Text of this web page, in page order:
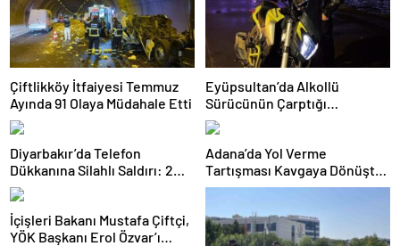
Çiftlikköy İtfaiyesi Temmuz
Ayında 91 Olaya Müdahale Etti
Eyüpsultan’da Alkollü
Sürücünün Çarptığı
Motokurye Yaşamını Yitirdi:
Sanığın Tahliyesine Aileden
Tepki
Diyarbakır’da Telefon
Dükkanına Silahlı Saldırı: 2
Kişiyi Yaralayan Şüpheli
Tutuklandı
Adana’da Yol Verme
Tartışması Kavgaya Dönüştü:
Testereyle Saldırı Kamerada
İçişleri Bakanı Mustafa Çiftçi,
YÖK Başkanı Erol Özvar’ı